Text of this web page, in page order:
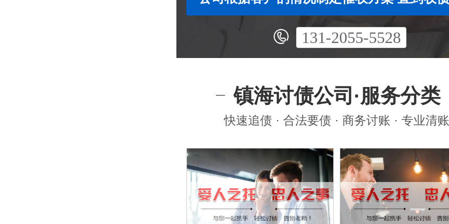
131-2055-5528
镇海讨债公司·服务分类
快速追债 · 合法要债 · 商务讨账 · 专业清账